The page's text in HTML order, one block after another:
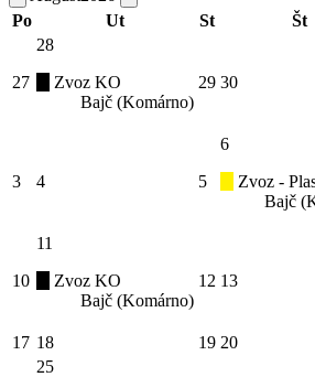
Po
Ut St Št
27
28
Zvoz KO
Bajč (Komárno)
29 30
3 4 5
6
Zvoz -
Bajč
10
11
Zvoz KO
Bajč (Komárno)
12 13
17 18 19 20
25